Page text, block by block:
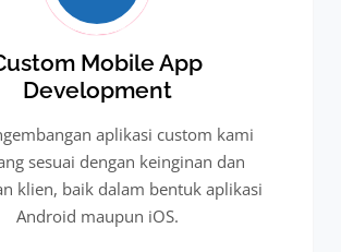
Mobile App
Development
aplikasi custom kami
sesuai dengan keinginan dan
klien, baik dalam bentuk aplikasi
Android maupun iOS.